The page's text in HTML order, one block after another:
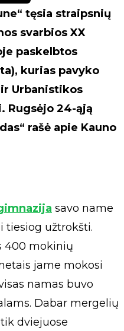
tęsia straipsnių
svarbios XX
paskelbtos
kurias pavyko
Urbanistikos
Rugsėjo 24-ąją
rašė apie Kauno
savo name
tiesiog užtrokšti.
400 mokinių
jame mokosi
namas buvo
Dabar mergelių
dviejuose